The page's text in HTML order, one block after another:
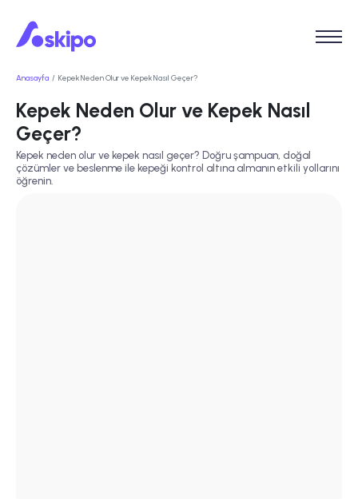
Anasayfa Kepek Neden Olur ve Kepek Nasıl Geçer?
Kepek Neden Olur ve Kepek Nasıl
Geçer?
Kepek neden olur ve kepek nasıl geçer? Doğru şampuan, doğal
çözümler ve beslenme ile kepeği kontrol altına almanın etkili yollarını
öğrenin.